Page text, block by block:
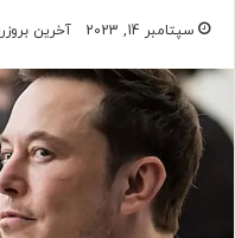
سپتامبر 14, 2023 آخرین